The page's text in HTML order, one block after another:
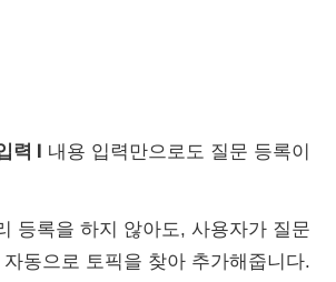
력 l 내용 입력만으로도 질문 등록이
등록을 하지 않아도, 사용자가 질문
동으로 토픽을 찾아 추가해줍니다.